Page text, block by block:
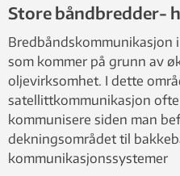
Store båndbredder-
Bredbåndskommunikasjon
som kommer på grunn av
oljevirksomhet. I dette
satellittkommunikasjon
kommunisere siden man
dekningsområdet til
kommunikasjonssystemer